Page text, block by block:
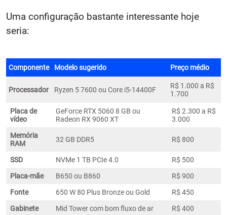
Uma configuração bastante interessante hoje
seria:
Componente Modelo sugerido Preço médio
Processador Ryzen 5 7600 ou Core i5-14400F
R$ 1.000 a R$
1.700
Placa de
vídeo
GeForce RTX 5060 8 GB ou
Radeon RX 9060 XT
R$ 2.300 a R$
3.000
Memória
RAM
32 GB DDR5 R$ 800
SSD NVMe 1 TB PCIe 4.0
R$ 500
Placa-mãe
B650 ou B860
R$ 900
Fonte
650 W 80 Plus Bronze ou Gold
R$ 450
Gabinete
Mid Tower com bom fluxo de ar R$ 400